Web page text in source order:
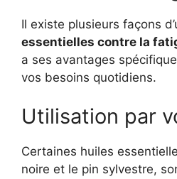
Il existe plusieurs façons
essentielles contre la
a ses avantages
vos besoins quotidiens.
Utilisation par
Certaines huiles
noire et le pin sylvestre,